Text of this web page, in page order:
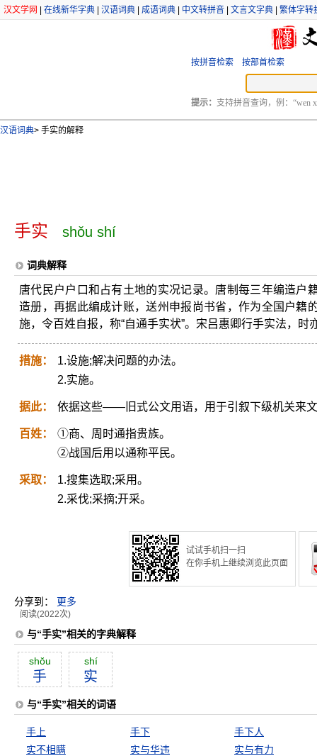
汉文学网 在线新华字典 汉语词典 成语词典 中文转拼音 文言文字典 繁体字转
按拼音检索 按部首检索
提示： 支持拼音查询，例：“wen
汉语词典> 手实的解释
手实 shǒu shí
词典解释
唐代民户户口和占有土地的实况记录。唐制每三年编造户
造册，再据此编成计账，送州申报尚书省，作为全国户籍
施，令百姓自报，称“自通手实状”。宋吕惠卿行手实法，时
措施：
1.设施;解决问题的办法。
2.实施。
据此： 依据这些——旧式公文用语，用于引叙下级机关来文
百姓：
①商、周时通指贵族。
②战国后用以通称平民。
采取：
1.搜集选取;采用。
2.采伐;采摘;开采。
试试手机扫一扫
在你手机上继续浏览此页面
分享到： 更多
阅读(2022次)
与“手实”相关的字典解释
shŏu
手
shí
实
与“手实”相关的词语
手上 手下
手下人
实不相瞒
实与华违 实与有力